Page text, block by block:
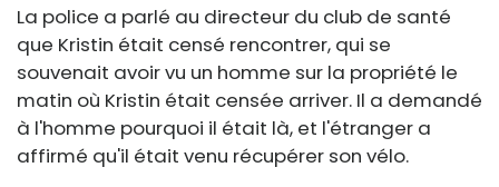
La police a parlé au directeur du club de santé
que Kristin était censé rencontrer, qui se
souvenait avoir vu un homme sur la propriété le
matin où Kristin était censée arriver. Il a demandé
à l'homme pourquoi il était là, et l'étranger a
affirmé qu'il était venu récupérer son vélo.